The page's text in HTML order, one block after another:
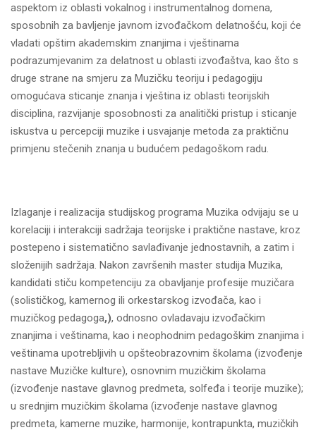
aspektom iz oblasti vokalnog i instrumentalnog domena,
sposobnih za bavljenje javnom izvođačkom delatnošću, koji će
vladati opštim akademskim znanjima i vještinama
podrazumjevanim za delatnost u oblasti izvođaštva, kao što s
druge strane na smjeru za Muzičku teoriju i pedagogiju
omogućava sticanje znanja i vještina iz oblasti teorijskih
disciplina, razvijanje sposobnosti za analitički pristup i sticanje
iskustva u percepciji muzike i usvajanje metoda za praktičnu
primjenu stečenih znanja u budućem pedagoškom radu.
Izlaganje i realizacija studijskog programa Muzika odvijaju se u
korelaciji i interakciji sadržaja teorijske i praktične nastave, kroz
postepeno i sistematično savlađivanje jednostavnih, a zatim i
složenijih sadržaja. Nakon završenih master studija Muzika,
kandidati stiču kompetenciju za obavljanje profesije muzičara
(solističkog, kamernog ili orkestarskog izvođača, kao i
muzičkog pedagoga,), odnosno ovladavaju izvođačkim
znanjima i veštinama, kao i neophodnim pedagoškim znanjima i
veštinama upotrebljivih u opšteobrazovnim školama (izvođenje
nastave Muzičke kulture), osnovnim muzičkim školama
(izvođenje nastave glavnog predmeta, solfeđa i teorije muzike);
u srednjim muzičkim školama (izvođenje nastave glavnog
predmeta, kamerne muzike, harmonije, kontrapunkta, muzičkih